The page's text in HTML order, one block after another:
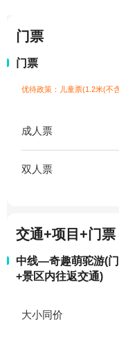
门票
门票
优待政策：儿童票(1.2米(不
成人票
双人票
交通+项目+门票
中线—奇趣萌驼游(
+景区内往返交通)
大小同价